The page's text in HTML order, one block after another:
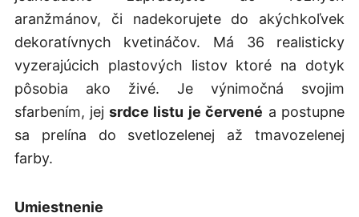
aranžmánov, či nadekorujete do akýchkoľvek
dekoratívnych kvetináčov. Má 36 realisticky
vyzerajúcich plastových listov ktoré na dotyk
pôsobia ako živé. Je výnimočná svojim
sfarbením, jej srdce listu je červené a postupne
sa prelína do svetlozelenej až tmavozelenej
farby.
Umiestnenie